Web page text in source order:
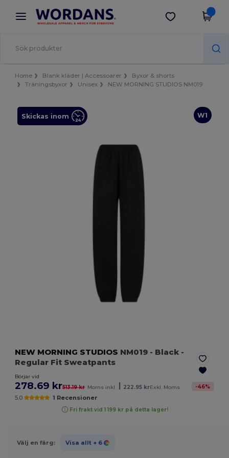
× Wordans-app
Bättre priser i appen!
Hämta app
Home Blank kläder | Accessoarer
Byxor & shorts
Träningsbyxor
Unisex NEW MORNING STUDIOS NM019
W1
Skickas inom
NEW MORNING STUDIOS NM019 - Black -
Regular Fit Sweatpants
Börjar vid
278.69 kr513.19 kr Moms inkl. 222.95 krExkl. Moms -46%
5.0 1 Recensioner
Fri frakt vid 1 199 kr på detta lager!
Välj en färg: Visa allt + 6